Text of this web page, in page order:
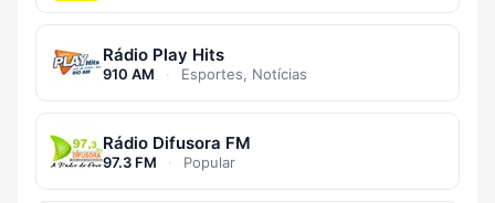
Rádio Play Hits
910 AM · Esportes, Notícias
Rádio Difusora FM
97.3 FM · Popular